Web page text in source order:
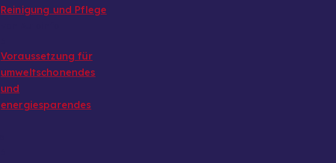
Reinigung und Pflege
Voraussetzung für
umweltschonendes
und
energiesparendes